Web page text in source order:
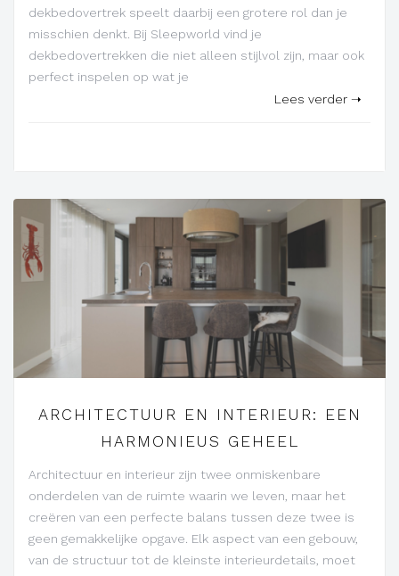
dekbedovertrek speelt daarbij een grotere rol dan je
misschien denkt. Bij Sleepworld vind je
dekbedovertrekken die niet alleen stijlvol zijn, maar ook
perfect inspelen op wat je
Lees verder ➝
ARCHITECTUUR EN INTERIEUR: EEN
HARMONIEUS GEHEEL
Architectuur en interieur zijn twee onmiskenbare
onderdelen van de ruimte waarin we leven, maar het
creëren van een perfecte balans tussen deze twee is
geen gemakkelijke opgave. Elk aspect van een gebouw,
van de structuur tot de kleinste interieurdetails, moet